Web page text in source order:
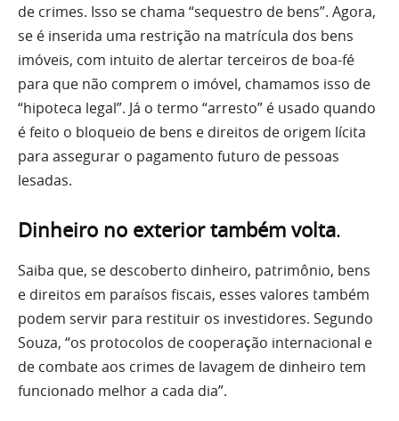
de crimes. Isso se chama “sequestro de bens”. Agora,
se é inserida uma restrição na matrícula dos bens
imóveis, com intuito de alertar terceiros de boa-fé
para que não comprem o imóvel, chamamos isso de
“hipoteca legal”. Já o termo “arresto” é usado quando
é feito o bloqueio de bens e direitos de origem lícita
para assegurar o pagamento futuro de pessoas
lesadas.
Dinheiro no exterior também volta.
Saiba que, se descoberto dinheiro, patrimônio, bens
e direitos em paraísos fiscais, esses valores também
podem servir para restituir os investidores. Segundo
Souza, “os protocolos de cooperação internacional e
de combate aos crimes de lavagem de dinheiro tem
funcionado melhor a cada dia”.